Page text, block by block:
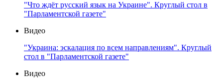
"Что ждёт русский язык на Украине". Круглый стол в
"Парламентской газете"
Видео
"Украина: эскалация по всем направлениям". Круглый
стол в "Парламентской газете"
Видео